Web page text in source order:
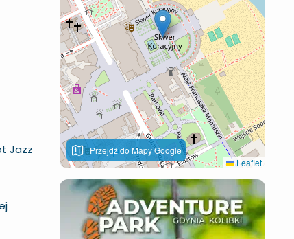
Jazz
Przejdź do Mapy Google
Leaflet